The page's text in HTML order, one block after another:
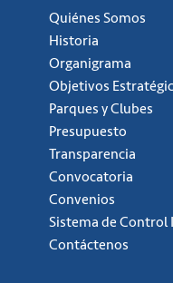
Quiénes Somos
Historia
Organigrama
Objetivos
Parques y Clubes
Presupuesto
Transparencia
Convocatoria
Convenios
Sistema de Control
Contáctenos